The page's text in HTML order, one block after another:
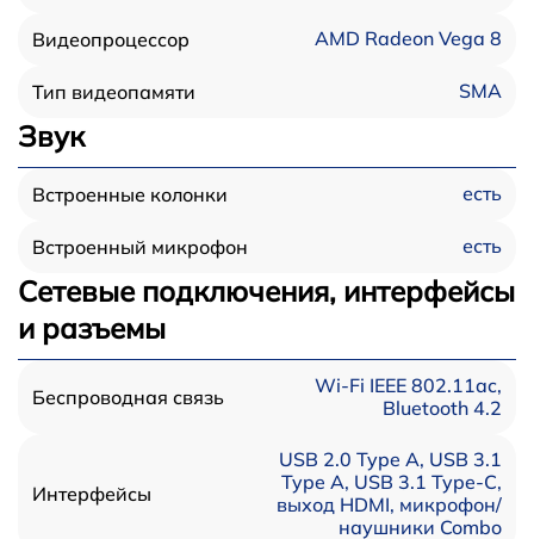
Видеопроцессор AMD Radeon Vega 8
Тип видеопамяти SMA
Звук
Встроенные колонки есть
Встроенный микрофон есть
Сетевые подключения, интерфейсы
и разъемы
Беспроводная связь
Wi-Fi IEEE 802.11ac,
Bluetooth 4.2
Интерфейсы
USB 2.0 Type A, USB 3.1
Type A, USB 3.1 Type-С,
выход HDMI, микрофон/
наушники Combo